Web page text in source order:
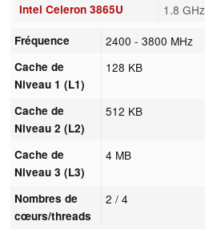
Intel Celeron 3865U 1.8 GHz
Fréquence 2400 - 3800 MHz
Cache de
Niveau 1 (L1)
128 KB
Cache de
Niveau 2 (L2)
512 KB
Cache de
Niveau 3 (L3)
4 MB
Nombres de
cœurs/threads
2 / 4